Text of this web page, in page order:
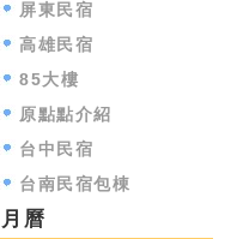
屏東民宿
高雄民宿
85大樓
原點點介紹
台中民宿
台南民宿包棟
月曆